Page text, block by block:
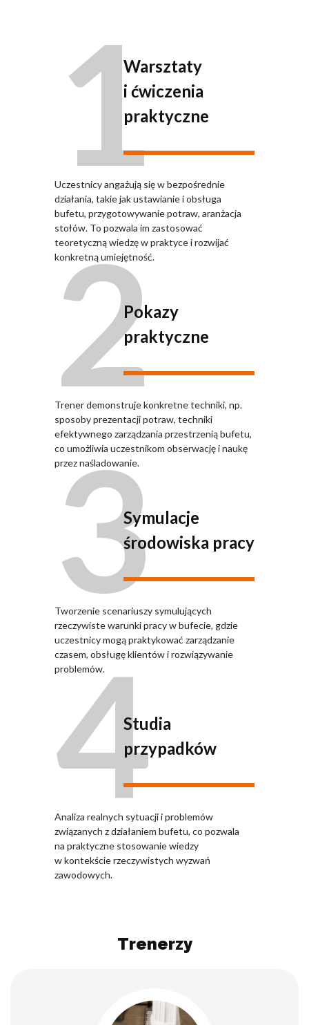
1Warsztaty
i ćwiczenia
praktyczne
Uczestnicy angażują się w bezpośrednie
działania, takie jak ustawianie i obsługa
bufetu, przygotowywanie potraw, aranżacja
stołów. To pozwala im zastosować
teoretyczną wiedzę w praktyce i rozwijać
konkretną umiejętność.
2Pokazy
praktyczne
Trener demonstruje konkretne techniki, np.
sposoby prezentacji potraw, techniki
efektywnego zarządzania przestrzenią bufetu,
co umożliwia uczestnikom obserwację i naukę
przez naśladowanie.
3Symulacje
środowiska pracy
Tworzenie scenariuszy symulujących
rzeczywiste warunki pracy w bufecie, gdzie
uczestnicy mogą praktykować zarządzanie
czasem, obsługę klientów i rozwiązywanie
problemów.
4
Studia
przypadków
Analiza realnych sytuacji i problemów
związanych z działaniem bufetu, co pozwala
na praktyczne stosowanie wiedzy
w kontekście rzeczywistych wyzwań
zawodowych.
Trenerzy